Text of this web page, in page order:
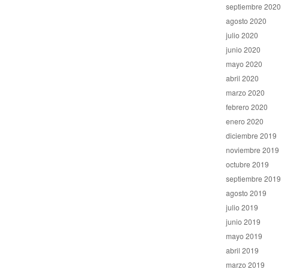
septiembre 2020
agosto 2020
julio 2020
junio 2020
mayo 2020
abril 2020
marzo 2020
febrero 2020
enero 2020
diciembre 2019
noviembre 2019
octubre 2019
septiembre 2019
agosto 2019
julio 2019
junio 2019
mayo 2019
abril 2019
marzo 2019